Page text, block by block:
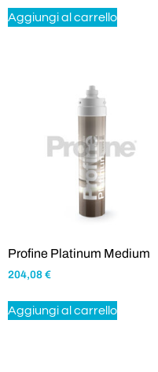
Aggiungi al carrello
Profine Platinum Medium
204,08 €
Aggiungi al carrello